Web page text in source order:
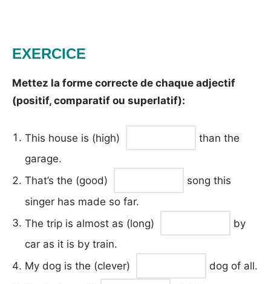
EXERCICE
Mettez la forme correcte de chaque adjectif
(positif, comparatif ou superlatif):
This house is (high)
than the
garage.
That’s the (good)
song this
singer has made so far.
The trip is almost as (long)
by
car as it is by train.
My dog is the (clever)
dog of all.